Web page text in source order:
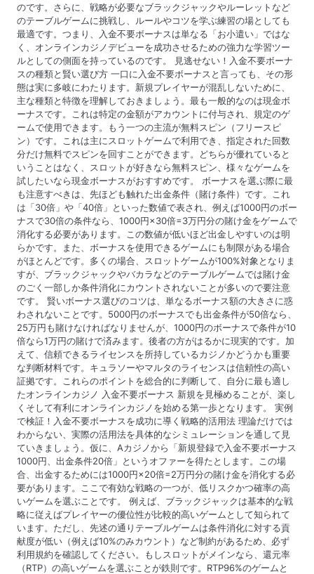
のです。さらに、戦略が必要なブラックジャックやルーレットなど
のテーブルゲームに挑戦し、ルールやコツを学ぶ練習の場としても
最適です。つまり、入金不要ボーナスは単なる「お小遣い」ではな
く、オンラインカジノデビューを成功させるための強力な学習ツー
ルとしての側面を持っているのです。 見逃せない！入金不要ボーナ
スの種類と賢い選び方 一口に入金不要ボーナスと言っても、その形
態は実に多岐にわたります。新規プレイヤーが混乱しないために、
主な種類と特徴を理解しておきましょう。最も一般的なのは現金ボ
ーナスです。これは特定の金額がアカウントに付与され、規定のゲ
ームで使用できます。もう一つの主流が無料スピン（フリースピ
ン）です。これは主にスロットゲームで利用でき、指定された回数
分だけ無料でスピンを回すことができます。どちらが優れていると
いうことはなく、スロットが好きなら無料スピン、様々なゲームを
試したいなら現金ボーナスがおすすめです。 ボーナスを選ぶ際に最
も注意すべきは、先ほども触れた出金条件（賭け条件）です。これ
は「30倍」や「40倍」といった数値で表され、例えば1000円のボー
ナスで30倍の条件なら、1000円×30倍=3万円分の賭け金をゲームで
消化する必要があります。この数値が低いほど出金しやすいのは明
らかです。また、ボーナスを使用できるゲームにも制限がある場合
がほとんどです。多くの場合、スロットゲームが100%対象となりま
すが、ブラックジャックやバカラなどのテーブルゲームでは賭け金
のごく一部しか条件消化にカウントされないことが多いので要注意
です。 賢いボーナス選びのコツは、単なるボーナス額の大きさに惑
わされないことです。5000円のボーナスでも出金条件が50倍なら、
25万円も賭けなければなりませんが、1000円のボーナスで条件が10
倍なら1万円の賭けで済みます。後者の方がはるかに現実的です。加
えて、信頼できるライセンスを所持しているカジノかどうかも重要
な判断材料です。キュラソーやマルタのライセンスは信頼性の高い
証拠です。これらのポイントを総合的に判断して、自分に最も適し
たオンラインカジノ 入金不要ボーナス 新規を見極めることが、楽し
くそして有利にオンラインカジノを始める第一歩となります。 実例
で検証！入金不要ボーナスを成功に導く戦略的活用法 理論だけでは
わからない、実際の活用法を具体的なシミュレーションを通して見
ていきましょう。仮に、Aカジノから「新規登録で入金不要ボーナス
1000円、出金条件20倍」というオファーを得たとします。この場
合、出金するためには1000円×20倍=2万円分の賭け金を消化する必
要があります。ここで有効な戦略の一つが、低リスクかつ確率の高
いゲームを選ぶことです。 例えば、ブラックジャックは基本的な戦
略に従えばプレイヤーの優位性が比較的高いゲームとして知られて
います。ただし、先述の通りテーブルゲームは条件消化に対する貢
献度が低い（例えば10%のみカウント）など制約があるため、必ず
利用規約を確認してください。もしスロットがメインなら、還元率
（RTP）の高いゲームを選ぶことが鉄則です。RTP96%のゲームと